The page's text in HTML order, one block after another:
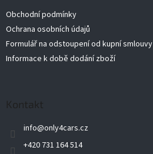
Obchodní podmínky
Ochrana osobních údajů
Formulář na odstoupení od kupní smlouvy
Informace k době dodání zboží
Kontakt
info@only4cars.cz
+420 731 164 514